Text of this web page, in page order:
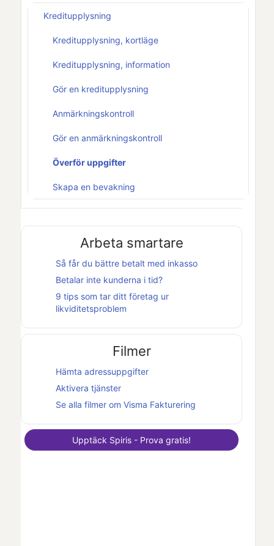
Kreditupplysning
Kreditupplysning, kortläge
Kreditupplysning, information
Gör en kreditupplysning
Anmärkningskontroll
Gör en anmärkningskontroll
Överför uppgifter
Skapa en bevakning
Arbeta smartare
Så får du bättre betalt med inkasso
Betalar inte kunderna i tid?
9 tips som tar ditt företag ur
likviditetsproblem
Filmer
Hämta adressuppgifter
Aktivera tjänster
Se alla filmer om Visma Fakturering
Upptäck Spiris - Prova gratis!